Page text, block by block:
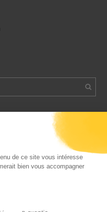
de ce site vous intéresse
bien vous accompagner